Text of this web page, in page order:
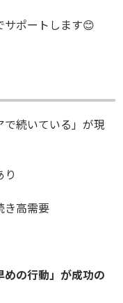
サポートします😊
続いている」が現
り
き高需要
の行動」が成功の